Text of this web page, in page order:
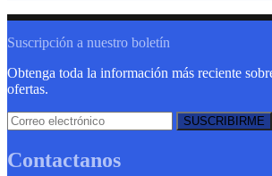
Suscripción a nuestro boletín
Obtenga toda la información más reciente
ofertas.
Contactanos